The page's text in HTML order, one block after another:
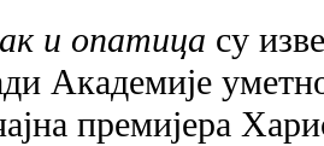
и опатица су
Академије
премијера